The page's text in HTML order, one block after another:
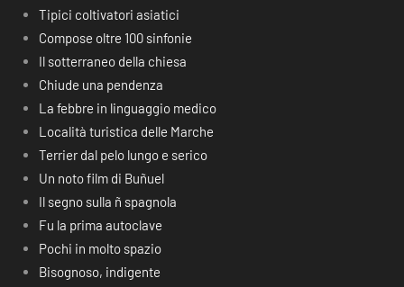
Tipici coltivatori asiatici
Compose oltre 100 sinfonie
Il sotterraneo della chiesa
Chiude una pendenza
La febbre in linguaggio medico
Località turistica delle Marche
Terrier dal pelo lungo e serico
Un noto film di Buñuel
Il segno sulla ñ spagnola
Fu la prima autoclave
Pochi in molto spazio
Bisognoso, indigente